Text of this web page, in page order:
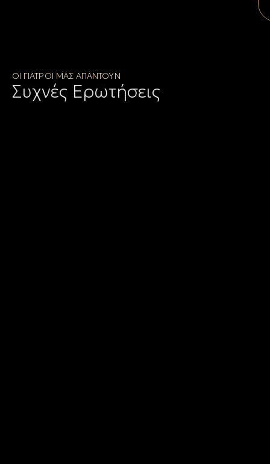
ΟΙ ΓΙΑΤΡΟΙ ΜΑΣ ΑΠΑΝΤΟΥΝ
Συχνές Ερωτήσεις